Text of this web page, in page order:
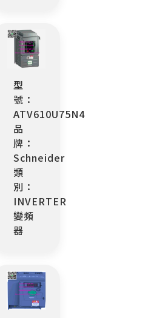
型
號：
ATV610U75N4
品
牌：
Schneider
類
別：
INVERTER
變頻
器